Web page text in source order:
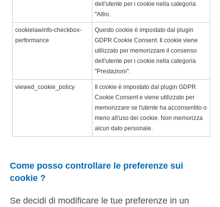
dell'utente per i cookie nella categoria
"Altro.
cookielawinfo-checkbox-
performance
Questo cookie è impostato dal plugin
GDPR Cookie Consent. Il cookie viene
utilizzato per memorizzare il consenso
dell'utente per i cookie nella categoria
"Prestazioni".
viewed_cookie_policy
Il cookie è impostato dal plugin GDPR
Cookie Consent e viene utilizzato per
memorizzare se l'utente ha acconsentito o
meno all'uso dei cookie. Non memorizza
alcun dato personale.
Come posso controllare le preferenze sui
cookie ?
Se decidi di modificare le tue preferenze in un